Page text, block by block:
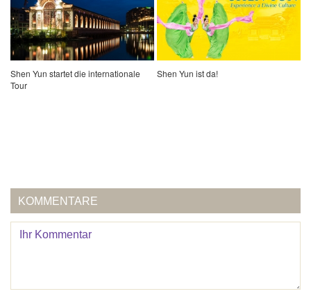
Shen Yun startet die internationale
Tour
Shen Yun ist da!
KOMMENTARE